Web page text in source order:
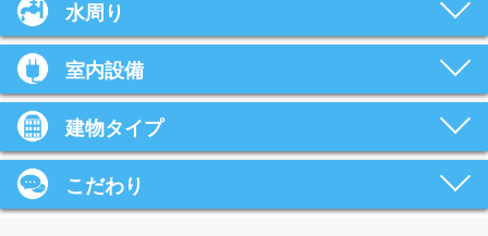
水周り
室内設備
建物タイプ
こだわり